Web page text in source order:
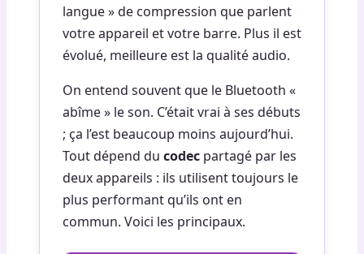
langue » de compression que parlent
votre appareil et votre barre. Plus il est
évolué, meilleure est la qualité audio.
On entend souvent que le Bluetooth «
abîme » le son. C’était vrai à ses débuts
; ça l’est beaucoup moins aujourd’hui.
Tout dépend du codecpartagé par les
deux appareils : ils utilisent toujours le
plus performant qu’ils ont en
commun. Voici les principaux.